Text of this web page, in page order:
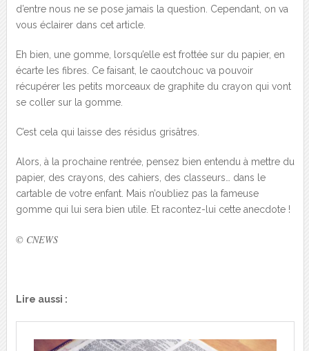
d’entre nous ne se pose jamais la question. Cependant, on va
vous éclairer dans cet article.
Eh bien, une gomme, lorsqu’elle est frottée sur du papier, en
écarte les fibres. Ce faisant, le caoutchouc va pouvoir
récupérer les petits morceaux de graphite du crayon qui vont
se coller sur la gomme.
C’est cela qui laisse des résidus grisâtres.
Alors, à la prochaine rentrée, pensez bien entendu à mettre du
papier, des crayons, des cahiers, des classeurs… dans le
cartable de votre enfant. Mais n’oubliez pas la fameuse
gomme qui lui sera bien utile. Et racontez-lui cette anecdote !
© CNEWS
Lire aussi :